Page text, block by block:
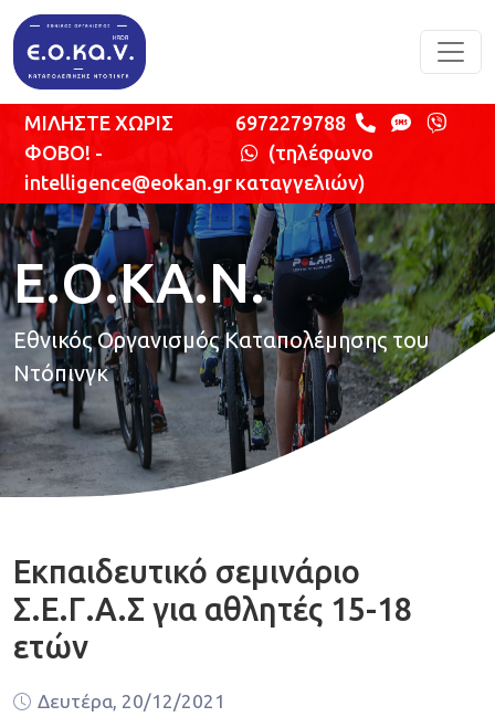
Παράκαμψη προς το κυρίως περιεχόμενο
ΜΙΛΗΣΤΕ ΧΩΡΙΣ
ΦΟΒΟ! -
intelligence@eokan.gr
6972279788
(τηλέφωνο
καταγγελιών)
Ε.Ο.ΚΑ.Ν.
Εθνικός Οργανισμός Καταπολέμησης του
Ντόπινγκ
Εκπαιδευτικό σεμινάριο
Σ.Ε.Γ.Α.Σ για αθλητές 15-18
ετών
Δευτέρα, 20/12/2021